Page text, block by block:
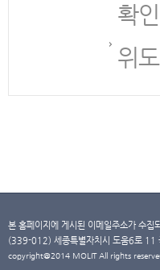
확
위
본 홈페이지에 게시된 이메일주소가 수집
(339-012) 세종특별자치시 도움6로
copyright@2014 MOLIT All rights